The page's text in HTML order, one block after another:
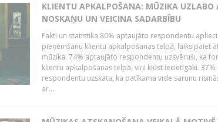
KLIENTU APKALPOŠANA: MŪZIKA UZLABO
NOSKAŅU UN VEICINA SADARBĪBU
Fakti un statistika 80% aptaujāto respondentu
pieņemšanu klientu apkalpošanas telpā, laiks paiet
mūzika. 74% aptaujāto respondentu uzsvēruši, ka
klientu apkalpošanas telpā, viņi kļūst iecietīgāki.
respondentu uzskata, ka patīkama vide sarunu
ar...